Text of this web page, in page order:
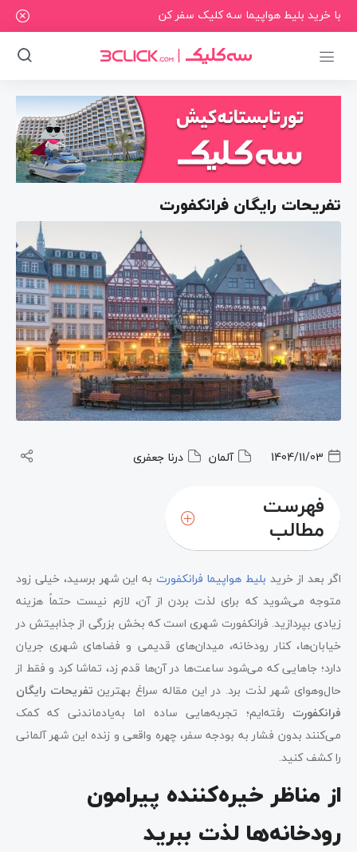
با خرید بلیط هواپیما سه کلیک سفر کن
تفریحات رایگان فرانکفورت
1404/11/03 آلمان درنا جعفری
فهرست
مطالب
اگر بعد از خرید بلیط هواپیما فرانکفورت به این شهر برسید، خیلی زود
متوجه می‌شوید که برای لذت بردن از آن، لازم نیست حتماً هزینه
زیادی بپردازید. فرانکفورت شهری است که بخش بزرگی از جذابیتش در
خیابان‌ها، کنار رودخانه، میدان‌های قدیمی و فضاهای شهری جریان
دارد؛ جاهایی که می‌شود ساعت‌ها در آن‌ها قدم زد، تماشا کرد و فقط از
حال‌وهوای شهر لذت برد. در این مقاله سراغ بهترین تفریحات رایگان
فرانکفورت رفته‌ایم؛ تجربه‌هایی ساده اما به‌یادماندنی که کمک
می‌کنند بدون فشار به بودجه سفر، چهره واقعی و زنده این شهر آلمانی
را کشف کنید.
از مناظر خیره‌کننده پیرامون
رودخانه‌ها لذت ببرید